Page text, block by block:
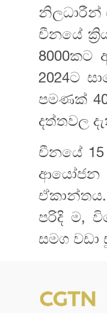
නිලධාරීන්
චීනයේ
2024ට
පමණක්
දත්තවල
චීනයේ
ආයෝජන
පරිදි ම,
සමග